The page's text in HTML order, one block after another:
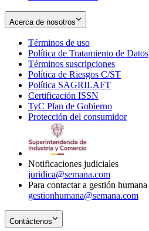
Acerca de nosotros
Términos de uso
in
new
window
Política de Tratamiento de Datos
Términos suscripciones
in
Política de Riesgos C/ST
Política SAGRILAFT
new
window
Certificación ISSN
in
new
TyC Plan de Gobierno
in
Protección del consumidorOpens
Notificaciones judiciales
juridica@semana.com
Para contactar a gestión humana
gestionhumana@semana.com
Contáctenos